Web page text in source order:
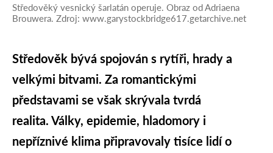
Středověký vesnický šarlatán operuje. Obraz od Adriaena
Brouwera. Zdroj: www.garystockbridge617.getarchive.net
Středověk bývá spojován s rytíři, hrady a
velkými bitvami. Za romantickými
představami se však skrývala tvrdá
realita. Války, epidemie, hladomory i
nepříznivé klima připravovaly tisíce lidí o